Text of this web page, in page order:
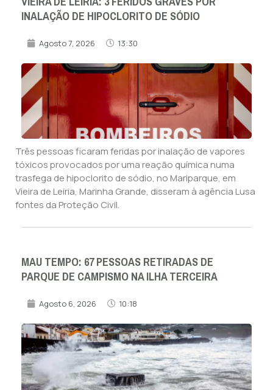
INALAÇÃO DE HIPOCLORITO DE SÓDIO
Agosto 7, 2026 13:30
Três pessoas ficaram feridas por inalação de vapores
tóxicos provocados por uma reação química numa
trasfega de hipoclorito de sódio, no Mariparque, em
Vieira de Leiria, Marinha Grande, disseram à agência Lusa
fontes da Proteção Civil.
MAU TEMPO: 67 PESSOAS RETIRADAS DE
PARQUE DE CAMPISMO NA ILHA TERCEIRA
Agosto 6, 2026 10:18